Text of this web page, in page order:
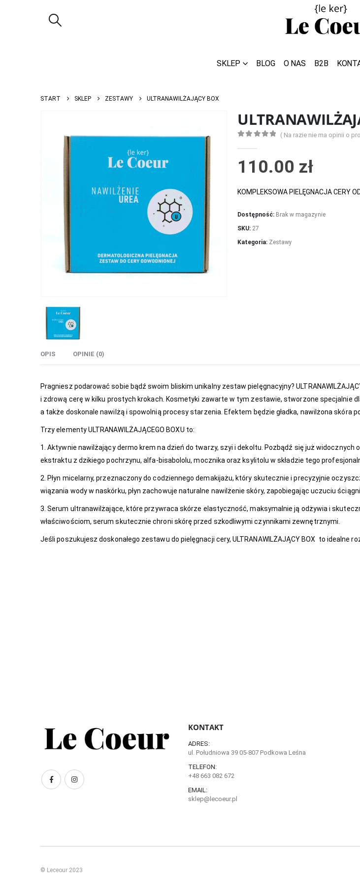
SKLEP BLOG O NAS B2B
START SKLEP ZESTAWY ULTRANAWILŻAJĄCY BOX
( Na razie nie ma opinii o
110.00 zł
KOMPLEKSOWA PIELĘGNACJA CERY
Dostępność: Brak w magazynie
SKU: 27
Kategoria: Zestawy
OPIS OPINIE (0)
Pragniesz podarować sobie bądź swoim bliskim unikalny zestaw pielęgnacyjny?
i zdrową cerę w kilku prostych krokach. Kosmetyki zawarte w tym zestawie, stworzone specjalnie
a także doskonale nawilżą i spowolnią procesy starzenia. Efektem będzie gładka, nawilżona skóra
Trzy elementy ULTRANAWILŻAJĄCEGO BOXU to:
1. Aktywnie nawilżający dermo krem na dzień do twarzy, szyi i dekoltu. Pozbądź się już
ekstraktu z dzikiego pochrzynu, alfa-bisabololu, mocznika oraz ksylitolu w składzie tego
2. Płyn micelarny, przeznaczony do codziennego demakijażu, który skutecznie i precyzyjnie
wiązania wody w naskórku, płyn zachowuje naturalne nawilżenie skóry, zapobiegając uczuciu
3. Serum ultranawilżające, które przywraca skórze elastyczność, maksymalnie ją odżywia i
właściwościom, serum skutecznie chroni skórę przed szkodliwymi czynnikami zewnętrznymi.
Jeśli poszukujesz doskonałego zestawu do pielęgnacji cery, ULTRANAWILŻAJĄCY BOX to idealne
KONTAKT
ADRES:
ul. Południowa 39 05-807 Podkowa Leśna
TELEFON:
+48 663 082 672
EMAIL:
sklep@lecoeur.pl
© Leceour 2023